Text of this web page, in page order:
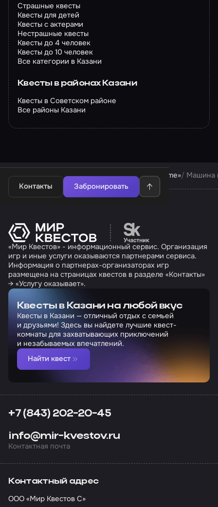
Страшные квесты
Квесты для детей
Квесты с актерами
Нестрашные квесты
Квесты до 4 человек
Квесты до 10 человек
Все категории в Казани
Квесты в районах Казани
Квесты в Советском районе
Все районы Казани
Контакты Забронировать
Квесты в Казани Квесты компании «Kazan-time» Машина
Перейти на сайт
«Мир Квестов» - информационный сервис. Организация
игр и иные услуги оказываются партнерами сервиса.
Информация о партнерах-организаторах игр
размещена на страницах квестов в разделе «Контакты»
→ «Услугу оказывает».
Квесты в Казани на любой вкус
Квесты в Казани — отличный отдых с семьей
и друзьями! Здесь вы найдете лучшие квест-
комнаты для захватывающих приключений
и незабываемых впечатлений.
Найти квест
+7 (843) 202-20-45
info@mir-kvestov.ru
Контактная почта
Контактный адрес
ООО «Мир Квестов С»